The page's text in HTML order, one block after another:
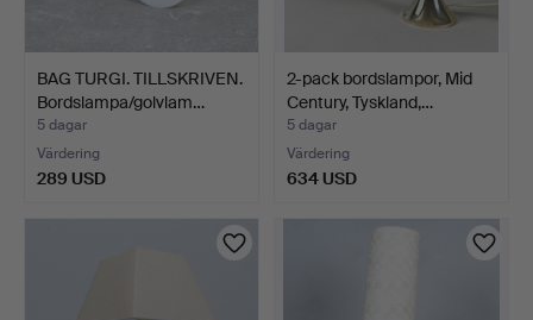
BAG TURGI. TILLSKRIVEN.
Bordslampa/golvlam…
5 dagar
Värdering
289 USD
2-pack bordslampor, Mid
Century, Tyskland,…
5 dagar
Värdering
634 USD